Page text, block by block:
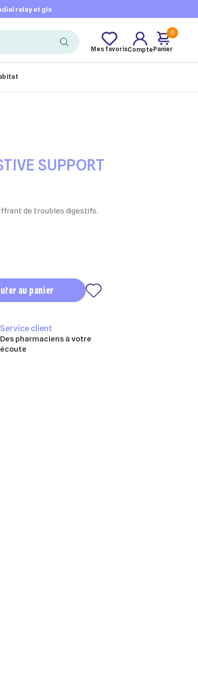
relay et gls
Mes favorisCompte
0
Panier
SUPPORT
de troubles digestifs.
au panier
Service client
Des pharmaciens à votre
écoute